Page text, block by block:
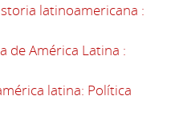
latinoamericana :
de América Latina :
latina: Política